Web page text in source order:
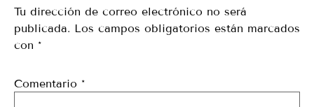
Tu dirección de correo electrónico no será
publicada. Los campos obligatorios están marcados
con *
Comentario *